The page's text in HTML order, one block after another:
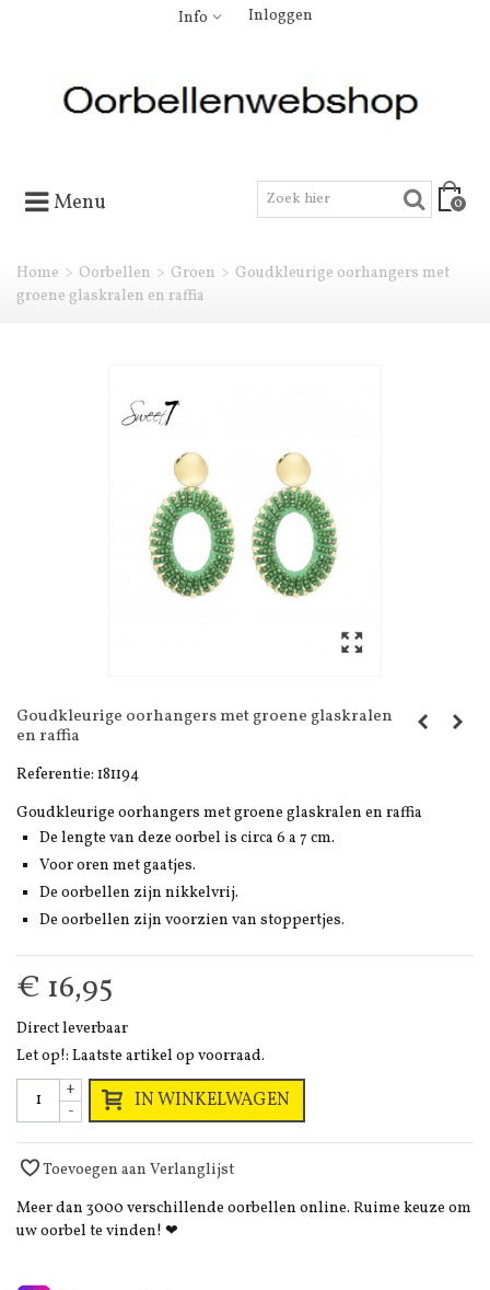
Info Inloggen
Menu 0
Home > Oorbellen > Groen > Goudkleurige oorhangers met
groene glaskralen en raffia
Goudkleurige oorhangers met groene glaskralen
en raffia
Referentie: 181194
Goudkleurige oorhangers met groene glaskralen en raffia
De lengte van deze oorbel is circa 6 a 7 cm.
Voor oren met gaatjes.
De oorbellen zijn nikkelvrij.
De oorbellen zijn voorzien van stoppertjes.
€ 16,95
Direct leverbaar
Let op!: Laatste artikel op voorraad.
-
+ IN WINKELWAGEN
Toevoegen aan Verlanglijst
Meer dan 3000 verschillende oorbellen online. Ruime keuze om
uw oorbel te vinden! ❤